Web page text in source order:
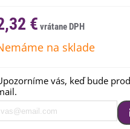
€
na sklade
vás, keď bude